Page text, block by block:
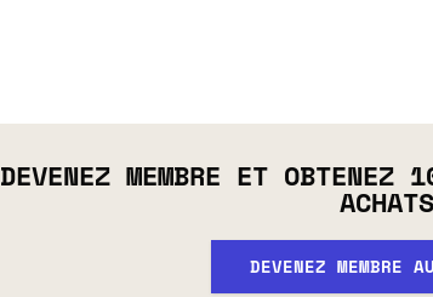
DEVENEZ MEMBRE ET OBTENEZ
DEVENEZ MEMBRE